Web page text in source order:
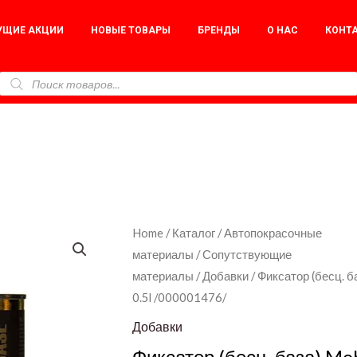
АКЦИИ НОВЫЕ ТОВАРЫ БРЕНДЫ О НАС
Home /Каталог /Автопокрасочные
материалы /Сопутствующие
материалы /Добавки / Фиксатор (бесц.
0.5l /000001476/
Добавки
Фиксатор
(бесц.
база)
Mobihel
0.5l
/000001476/